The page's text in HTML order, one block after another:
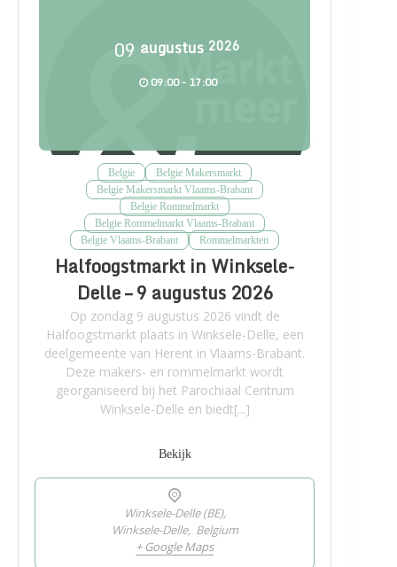
09 augustus 2026
09:00 - 17:00
Belgie
Belgie Makersmarkt
Belgie Makersmarkt Vlaams-Brabant
Belgie Rommelmarkt
Belgie Rommelmarkt Vlaams-Brabant
Belgie Vlaams-Brabant
Rommelmarkten
Halfoogstmarkt in Winksele-
Delle – 9 augustus 2026
Op zondag 9 augustus 2026 vindt de
Halfoogstmarkt plaats in Winksele-Delle, een
deelgemeente van Herent in Vlaams-Brabant.
Deze makers- en rommelmarkt wordt
georganiseerd bij het Parochiaal Centrum
Winksele-Delle en biedt[...]
Bekijk
Winksele-Delle (BE),
Winksele-Delle, Belgium
+ Google Maps